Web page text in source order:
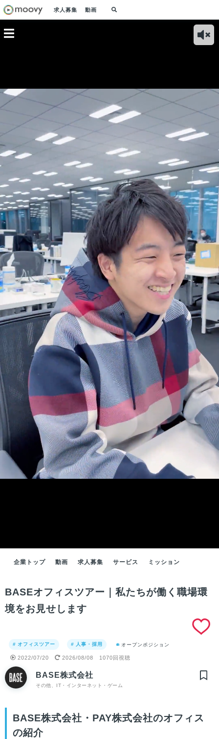
求人募集 動画
社のフ
私が
業務内容｜BASEマ
ーケティングチーム
の仕事内容とやりが
いとは
BASE BANKの事業
ナーの資金繰り課題
の解決をサポート
ープでサービス企画
をしていた私が、
BASEに入社した理
由
フ
ニ
由
企業トップ 動画 求人募集 サービス ミッション
BASEオフィスツアー｜私たちが働く職場環
境をお見せします
# オフィスツアー # 人事・採用 オープンポジション
2022/07/20 2026/08/08 1070回視聴
BASE株式会社
その他、IT・インターネット・ゲーム
BASE株式会社・PAY株式会社のオフィス
の紹介